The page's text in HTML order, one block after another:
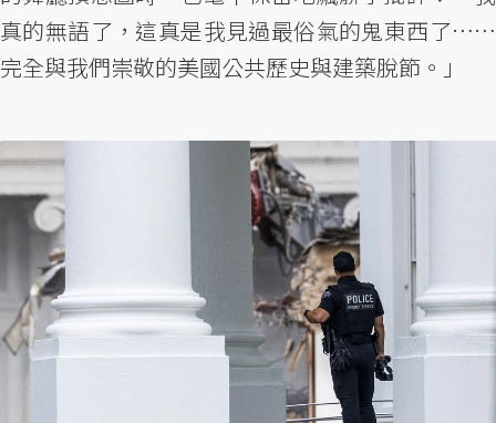
真的無語了，這真是我見過最俗氣的鬼東西了……
完全與我們崇敬的美國公共歷史與建築脫節。」